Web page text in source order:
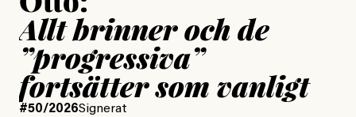
Allt brinner och de
”progressiva”
fortsätter som vanligt
#50/2026Signerat